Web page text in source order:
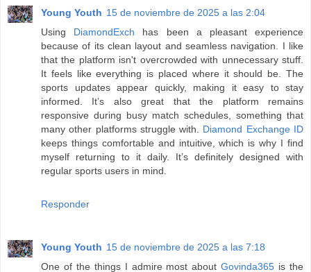
Young Youth 15 de noviembre de 2025 a las 2:04
Using DiamondExch has been a pleasant experience
because of its clean layout and seamless navigation. I like
that the platform isn't overcrowded with unnecessary stuff.
It feels like everything is placed where it should be. The
sports updates appear quickly, making it easy to stay
informed. It’s also great that the platform remains
responsive during busy match schedules, something that
many other platforms struggle with. Diamond Exchange ID
keeps things comfortable and intuitive, which is why I find
myself returning to it daily. It’s definitely designed with
regular sports users in mind.
Responder
Young Youth 15 de noviembre de 2025 a las 7:18
One of the things I admire most aboutGovinda365 is the